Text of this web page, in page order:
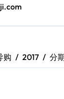
C55 5G焕新秘籍
C55 5G登场，
亮登场，这样打
购 2017 分